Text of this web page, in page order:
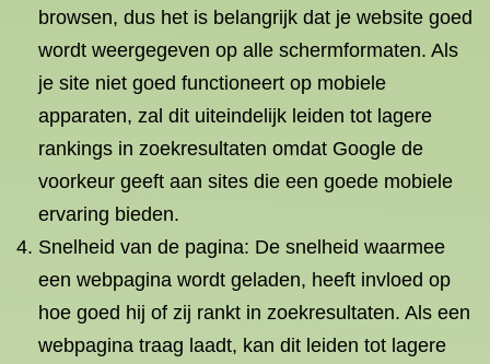
browsen, dus het is belangrijk dat je website goed
wordt weergegeven op alle schermformaten. Als
je site niet goed functioneert op mobiele
apparaten, zal dit uiteindelijk leiden tot lagere
rankings in zoekresultaten omdat Google de
voorkeur geeft aan sites die een goede mobiele
ervaring bieden.
Snelheid van de pagina: De snelheid waarmee
een webpagina wordt geladen, heeft invloed op
hoe goed hij of zij rankt in zoekresultaten. Als een
webpagina traag laadt, kan dit leiden tot lagere